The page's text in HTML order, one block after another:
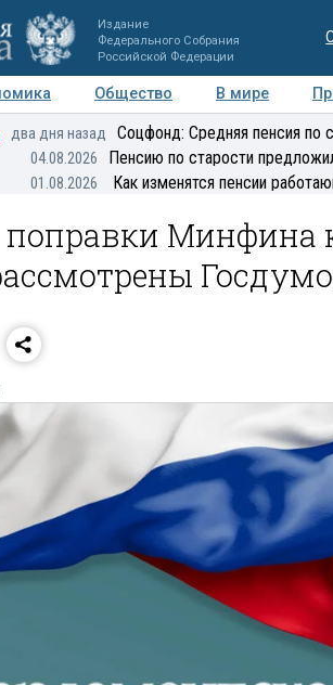
Издание
Федерального Собрания
Российской Федерации
Общество В мире
Мнения Регионы
два дня назад Соцфонд: Средняя пенсия по
04.08.2026 Пенсию по старости
01.08.2026 Как изменятся пенсии
Минфина